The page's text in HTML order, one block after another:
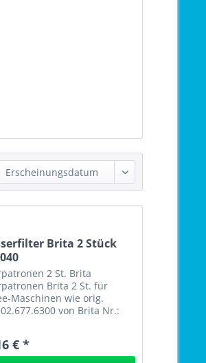
Brita 2 Stück
2 St. Brita
Brita 2 St. für
Maschinen wie orig.
von Brita Nr.:
€ *